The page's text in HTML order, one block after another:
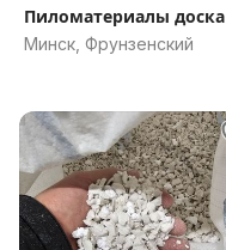
Пиломатериалы доска
Минск, Фрунзенский